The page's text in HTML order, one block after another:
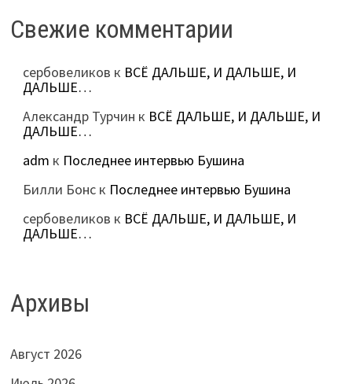
Свежие комментарии
сербовеликов к ВСЁ ДАЛЬШЕ, И ДАЛЬШЕ, И
ДАЛЬШЕ…
Александр Турчин к ВСЁ ДАЛЬШЕ, И ДАЛЬШЕ, И
ДАЛЬШЕ…
adm к Последнее интервью Бушина
Билли Бонск Последнее интервью Бушина
сербовеликов к ВСЁ ДАЛЬШЕ, И ДАЛЬШЕ, И
ДАЛЬШЕ…
Архивы
Август 2026